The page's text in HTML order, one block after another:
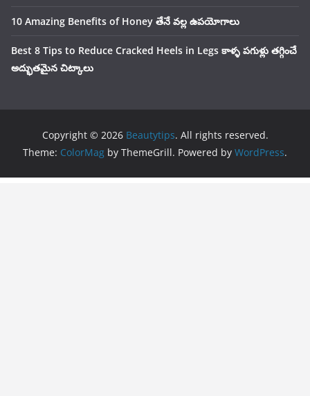
10 Amazing Benefits of Honey తేనే వల్ల ఉపయోగాలు
Best 8 Tips to Reduce Cracked Heels in Legs కాళ్ళ పగుళ్లు తగ్గించే
అద్భుతమైన చిట్కాలు
Copyright © 2026 Beautytips. All rights reserved.
Theme: ColorMag by ThemeGrill. Powered by WordPress.